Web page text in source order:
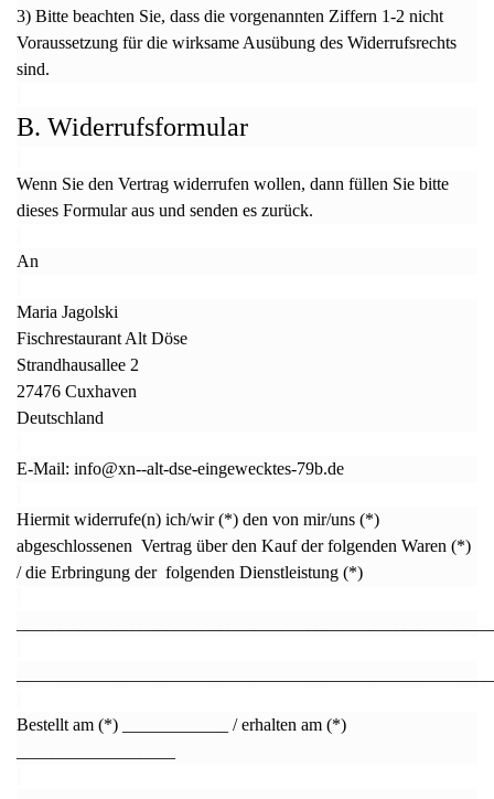
3) Bitte beachten Sie, dass die vorgenannten Ziffern 1-2 nicht
Voraussetzung für die wirksame Ausübung des Widerrufsrechts
sind.
B. Widerrufsformular
Wenn Sie den Vertrag widerrufen wollen, dann füllen Sie bitte
dieses Formular aus und senden es zurück.
An
Maria Jagolski
Fischrestaurant Alt Döse
Strandhausallee 2
27476 Cuxhaven
Deutschland
E-Mail: info@xn--alt-dse-eingewecktes-79b.de
Hiermit widerrufe(n) ich/wir (*) den von mir/uns (*)
abgeschlossenen Vertrag über den Kauf der folgenden Waren (*)
/ die Erbringung der folgenden Dienstleistung (*)
Bestellt am (*) ____________ / erhalten am (*)